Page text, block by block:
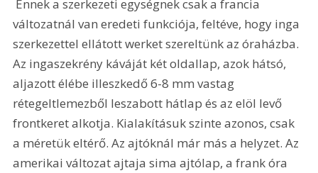
változatnál van eredeti funkciója, feltéve, hogy inga
szerkezettel ellátott werket szereltünk az óraházba.
Az ingaszekrény káváját két oldallap, azok hátsó,
aljazott élébe illeszkedő 6-8 mm vastag
rétegeltlemezből leszabott hátlap és az elöl levő
frontkeret alkotja. Kialakításuk szinte azonos, csak
a méretük eltérő. Az ajtóknál már más a helyzet. Az
amerikai változat ajtaja sima ajtólap, a frank óra